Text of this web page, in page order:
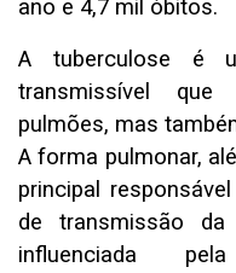
ano e 4,7 mil óbitos.
A tuberculose é
transmissível que
pulmões, mas
A forma pulmonar,
principal
de transmissão
influenciada